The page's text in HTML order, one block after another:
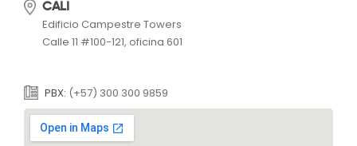
CALI
Edificio Campestre Towers
Calle 11 #100-121, oficina 601
PBX: (+57) 300 300 9859